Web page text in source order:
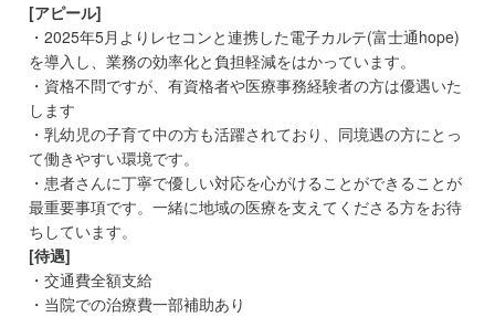
[アピール]
・2025年5月よりレセコンと連携した電子カルテ(富士通hope)
を導入し、業務の効率化と負担軽減をはかっています。
・資格不問ですが、有資格者や医療事務経験者の方は優遇いた
します
・乳幼児の子育て中の方も活躍されており、同境遇の方にとっ
て働きやすい環境です。
・患者さんに丁寧で優しい対応を心がけることができることが
最重要事項です。一緒に地域の医療を支えてくださる方をお待
ちしています。
[待遇]
・交通費全額支給
・当院での治療費一部補助あり